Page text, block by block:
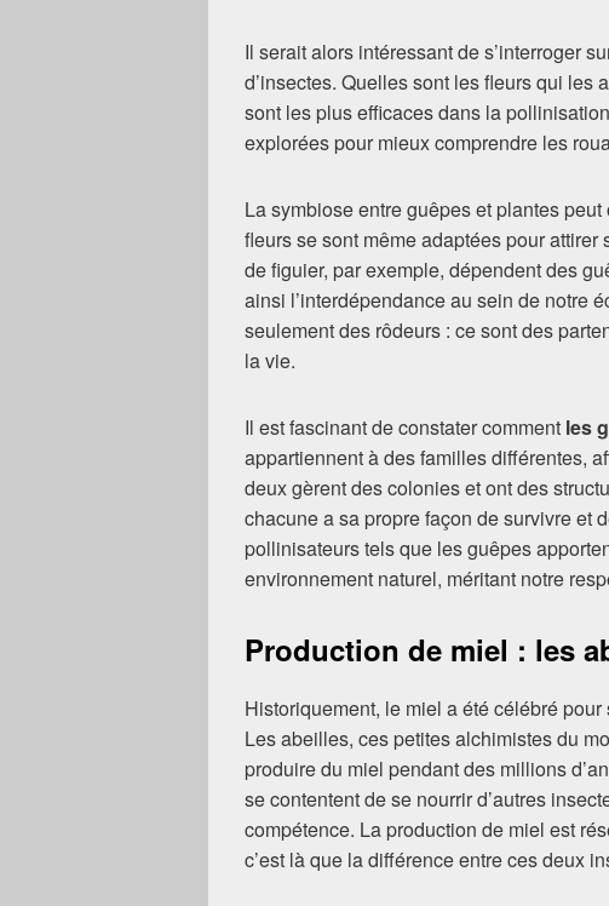
Il serait alors intéressant de s’interroger
d’insectes. Quelles sont les fleurs qui les
sont les plus efficaces dans la
explorées pour mieux comprendre les
La symbiose entre guêpes et plantes
fleurs se sont même adaptées pour
de figuier, par exemple, dépendent des
ainsi l’interdépendance au sein de notre
seulement des rôdeurs : ce sont des
la vie.
Il est fascinant de constater comment les
appartiennent à des familles différentes,
deux gèrent des colonies et ont des
chacune a sa propre façon de survivre et
pollinisateurs tels que les guêpes
environnement naturel, méritant notre
Production de miel : les
Historiquement, le miel a été célébré
Les abeilles, ces petites alchimistes du
produire du miel pendant des millions
se contentent de se nourrir d’autres
compétence. La production de miel est
c’est là que la différence entre ces deux